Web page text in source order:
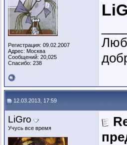
Регистрация: 09.02.2007
Адрес: Москва
Сообщений: 20,025
Спасибо: 238
12.03.2013, 17:59
LiGro
Учусь все время